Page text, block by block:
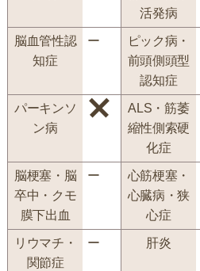
活発病
脳血管性認
知症
ー
ピック病・
前頭側頭型
認知症
パーキンソ
ン病
ALS・筋萎
縮性側索硬
化症
脳梗塞・脳
卒中・クモ
膜下出血
ー
心筋梗塞・
心臓病・狭
心症
リウマチ・
関節症
ー 肝炎